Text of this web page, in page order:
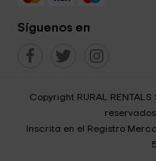
Síguenos en
Copyright RURAL
Inscrita en el Registro